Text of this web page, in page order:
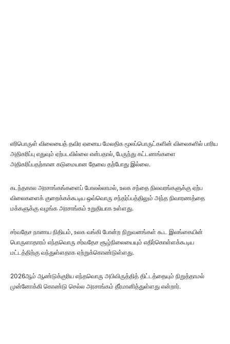
எரிபொருள் விலையைத் தவிர ஏனைய மேலதிக மூலப்பொருட்களின் விலைகளில் பாரிய
அதிகரிப்பு எதுவும் ஏற்படவில்லை என்பதால், பேருந்து கட்டணங்களை
அதிகரிப்பதற்கான கடுமையான தேவை தற்போது இல்லை.
கடந்தகால அரசாங்கங்களைப் போலல்லாமல், உலக சந்தை நிலவரங்களுக்கு ஏற்ப
விலைகளைக் குறைக்கக்கூடிய ஒவ்வொரு சந்தர்ப்பத்திலும் அந்த நிவாரணத்தை
மக்களுக்கு வழங்க அரசாங்கம் உறுதியாக உள்ளது.
சர்வதேச நாணய நிதியம், உலக வங்கி போன்ற நிறுவனங்கள் கூட இலங்கையின்
பொருளாதாரம் எந்தவொரு சர்வதேச சூழ்நிலையையும் எதிர்கொள்ளக்கூடிய
மட்டத்திற்கு வந்துள்ளதாக ஏற்றுக்கொண்டுள்ளது.
2026ஆம் ஆண்டுக்குரிய எந்தவொரு அபிவிருத்தித் திட்டத்தையும் நிறுத்தாமல்
முன்னோக்கி கொண்டு செல்ல அரசாங்கம் தீர்மானித்துள்ளது என்றார்.